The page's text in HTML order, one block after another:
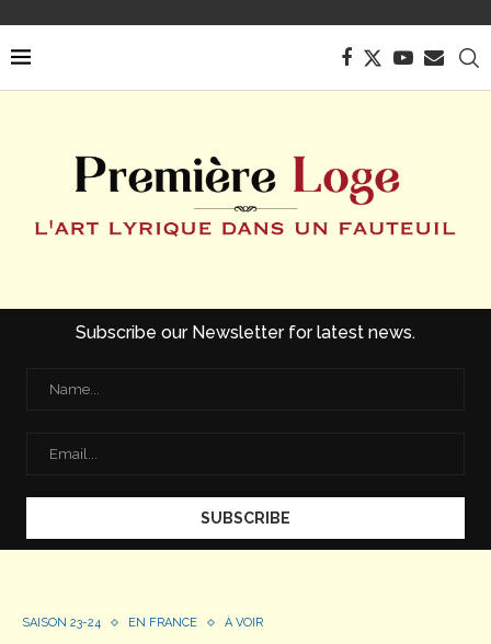
Subscribe our Newsletter for latest news.
SAISON 23-24 EN FRANCE À VOIR